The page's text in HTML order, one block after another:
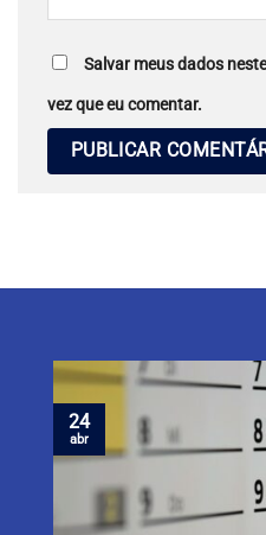
Salvar meus dados
vez que eu comentar.
24
abr